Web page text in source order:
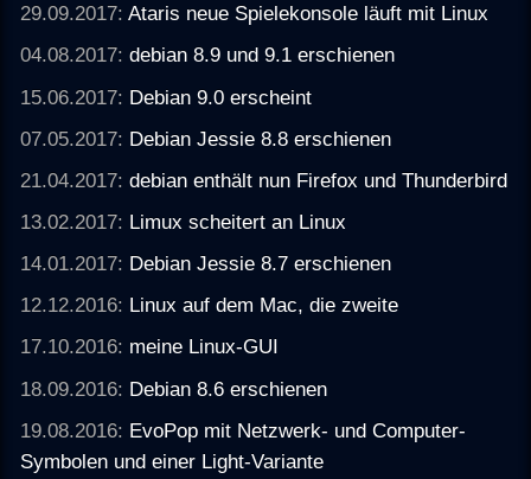
29.09.2017:Ataris neue Spielekonsole läuft mit Linux
04.08.2017:debian 8.9 und 9.1 erschienen
15.06.2017: Debian 9.0 erscheint
07.05.2017: Debian Jessie 8.8 erschienen
21.04.2017:debian enthält nun Firefox und Thunderbird
13.02.2017: Limux scheitert an Linux
14.01.2017: Debian Jessie 8.7 erschienen
12.12.2016: Linux auf dem Mac, die zweite
17.10.2016: meine Linux-GUI
18.09.2016: Debian 8.6 erschienen
19.08.2016: EvoPop mit Netzwerk- und Computer-
Symbolen und einer Light-Variante